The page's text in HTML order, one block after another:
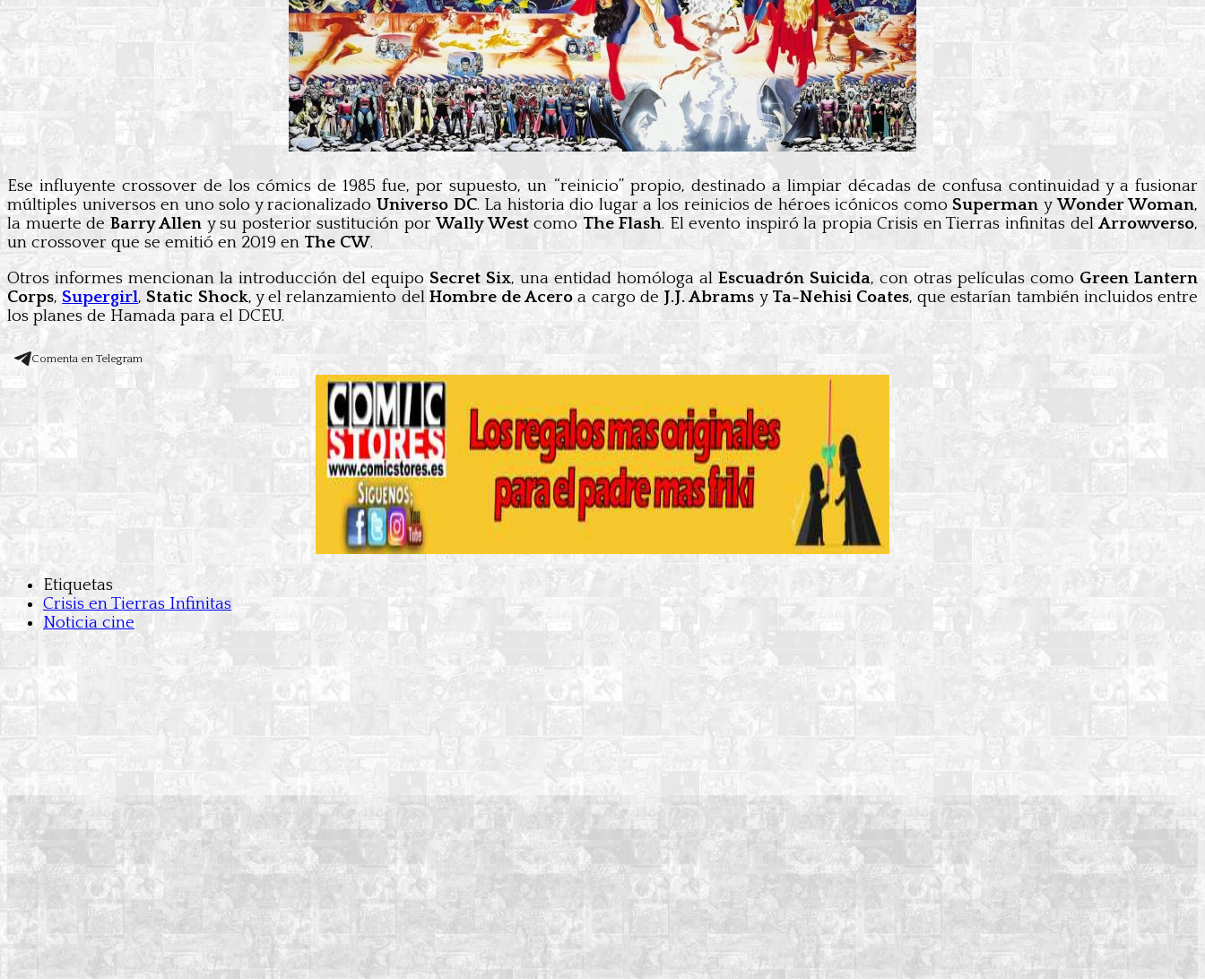
Ese influyente crossover de los cómics de 1985 fue, por supuesto, un “reinicio” propio, destinado a limpiar décadas de confusa continuidad y a fusionar
múltiples universos en uno solo y racionalizado Universo DC. La historia dio lugar a los reinicios de héroes icónicos comoSuperman yWonder Woman,
la muerte de Barry Allen y su posterior sustitución porWally WestcomoThe Flash. El evento inspiró la propia Crisis en Tierras infinitas delArrowverso,
un crossover que se emitió en 2019 en The CW.
Otros informes mencionan la introducción del equipo Secret Six, una entidad homóloga al Escuadrón Suicida, con otras películas como Green Lantern
Corps,Supergirl,Static Shock, y el relanzamiento del Hombre de Aceroa cargo de J.J. Abrams y Ta-Nehisi Coates, que estarían también incluidos entre
los planes de Hamada para el DCEU.
Comenta en Telegram
Etiquetas
Crisis en Tierras Infinitas
Noticia cine